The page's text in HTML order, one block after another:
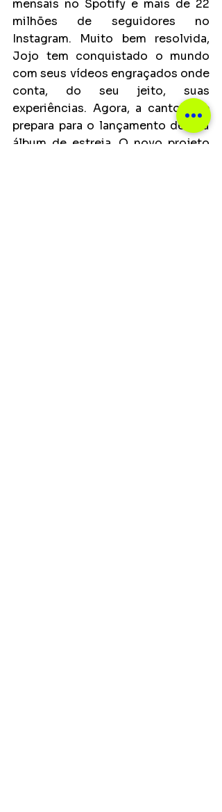
mensais no Spotify e mais de 22
milhões de seguidores no
Instagram. Muito bem resolvida,
Jojo tem conquistado o mundo
com seus vídeos engraçados onde
conta, do seu jeito, suas
experiências. Agora, a cantora se
prepara para o lançamento de seu
álbum de estreia. O novo projeto